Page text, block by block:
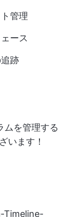
管理
ース
跡
ムを管理する
います！
Timeline-